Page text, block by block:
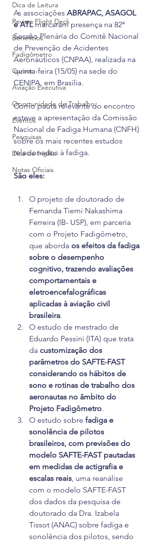
Dica de Leitura
Revista Flight Deck
Benefícios
Fadigômetro
Cursos
Aviação Executiva
Oportunidade de Trabalho
Eventos
Pesquisas
Dica de Inglês
Notas Oficiais
As associações ABRAPAC, ASAGOL
e ATL marcaram presença na 82ª
Sessão Plenária do Comitê Nacional
de Prevenção de Acidentes
Aeronáuticos (CNPAA), realizada na
quinta-feira (15/05) na sede do
CENIPA, em Brasília.
Como pauta relevante do encontro
esteve a apresentação da Comissão
Nacional de Fadiga Humana (CNFH)
sobre os mais recentes estudos
relacionados à fadiga.
São eles:
O projeto de doutorado de
Fernanda Tiemi Nakashima
Ferreira (IB- USP), em parceria
com o Projeto Fadigômetro,
que aborda os efeitos da fadiga
sobre o desempenho
cognitivo, trazendo avaliações
comportamentais e
eletroencefalográficas
aplicadas à aviação civil
brasileira.
O estudo de mestrado de
Eduardo Pessini (ITA) que trata
da customização dos
parâmetros do SAFTE-FAST
considerando os hábitos de
sono e rotinas de trabalho dos
aeronautas no âmbito do
Projeto Fadigômetro.
O estudo sobre fadiga e
sonolência de pilotos
brasileiros, com previsões do
modelo SAFTE-FAST pautadas
em medidas de actigrafia e
escalas reais, uma reanálise
com o modelo SAFTE-FAST
dos dados da pesquisa de
doutorado da Dra. Izabela
Tissot (ANAC) sobre fadiga e
sonolência dos pilotos, sendo